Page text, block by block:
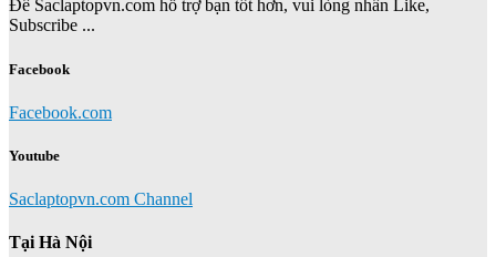
Để Saclaptopvn.com hỗ trợ bạn tốt hơn, vui lòng nhấn Like,
Subscribe ...
Facebook
Facebook.com
Youtube
Saclaptopvn.com Channel
Tại Hà Nội